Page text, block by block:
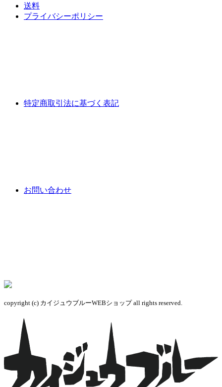
送料
プライバシーポリシー
特定商取引法に基づく表記
お問い合わせ
copyright (c) カイジュウブルーWEBショップ all rights reserved.